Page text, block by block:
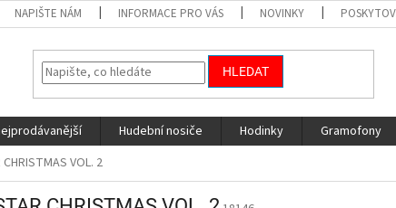
NAPIŠTE NÁM INFORMACE PRO VÁS NOVINKY
HLEDAT
Hudební nosiče Hodinky Gramofony
CHRISTMAS VOL. 2